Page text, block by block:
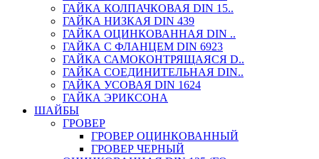
ГАЙКА КОЛПАЧКОВАЯ DIN 15..
ГАЙКА НИЗКАЯ DIN 439
ГАЙКА ОЦИНКОВАННАЯ DIN ..
ГАЙКА С ФЛАНЦЕМ DIN 6923
ГАЙКА САМОКОНТРЯЩАЯСЯ D..
ГАЙКА СОЕДИНИТЕЛЬНАЯ DIN..
ГАЙКА УСОВАЯ DIN 1624
ГАЙКА ЭРИКСОНА
ШАЙБЫ
ГРОВЕР
ГРОВЕР ОЦИНКОВАННЫЙ
ГРОВЕР ЧЕРНЫЙ